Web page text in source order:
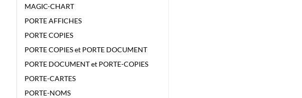
MAGIC-CHART
PORTE AFFICHES
PORTE COPIES
PORTE COPIES et PORTE DOCUMENT
PORTE DOCUMENT et PORTE-COPIES
PORTE-CARTES
PORTE-NOMS